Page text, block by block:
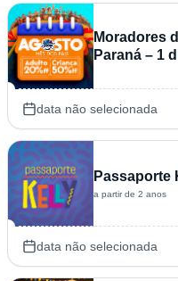
Moradores
Paraná – 1
data não selecionada
Passaporte
a partir de 2 anos
data não selecionada